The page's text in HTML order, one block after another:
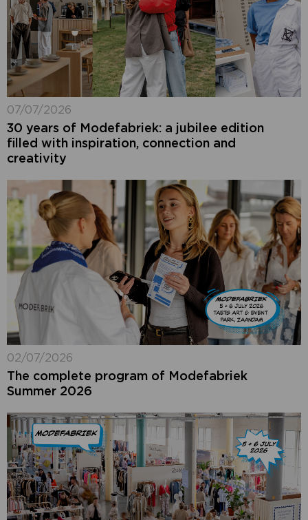
07/07/2026
30 years of Modefabriek: a jubilee edition
filled with inspiration, connection and
creativity
02/07/2026
The complete program of Modefabriek
Summer 2026